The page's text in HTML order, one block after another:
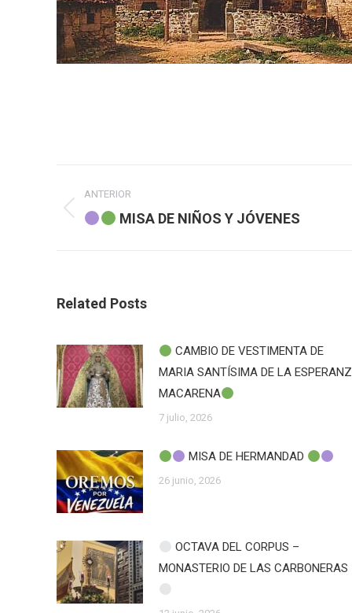
entre
ANTERIOR
PublicaciónMISA DE NIÑOS Y JÓVENES
Related Posts
CAMBIO DE VESTIMENTA DE
MARIA SANTÍSIMA DE LA
MACARENA
7 julio, 2026
MISA DE HERMANDAD
26 junio, 2026
OCTAVA DEL CORPUS –
MONASTERIO DE LAS CARBONERAS